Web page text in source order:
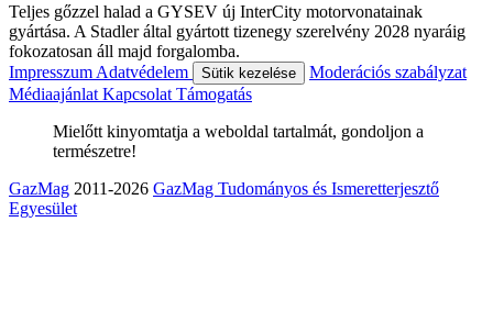
Teljes gőzzel halad a GYSEV új InterCity motorvonatainak
gyártása. A Stadler által gyártott tizenegy szerelvény 2028 nyaráig
fokozatosan áll majd forgalomba.
Impresszum Adatvédelem Sütik kezelése
Moderációs szabályzat
Médiaajánlat Kapcsolat Támogatás
Mielőtt kinyomtatja a weboldal tartalmát, gondoljon a
természetre!
GazMag 2011-2026 GazMag Tudományos és Ismeretterjesztő
Egyesület